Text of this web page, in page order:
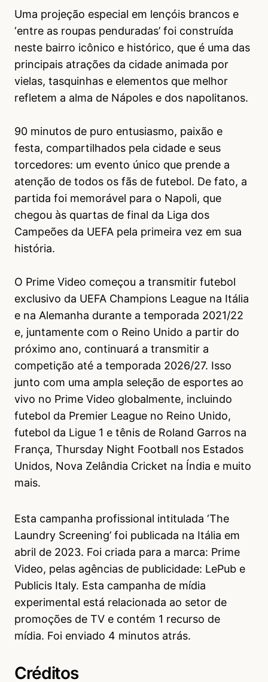
Uma projeção especial em lençóis brancos e
‘entre as roupas penduradas’ foi construída
neste bairro icônico e histórico, que é uma das
principais atrações da cidade animada por
vielas, tasquinhas e elementos que melhor
refletem a alma de Nápoles e dos napolitanos.
90 minutos de puro entusiasmo, paixão e
festa, compartilhados pela cidade e seus
torcedores: um evento único que prende a
atenção de todos os fãs de futebol. De fato, a
partida foi memorável para o Napoli, que
chegou às quartas de final da Liga dos
Campeões da UEFA pela primeira vez em sua
história.
O Prime Video começou a transmitir futebol
exclusivo da UEFA Champions League na Itália
e na Alemanha durante a temporada 2021/22
e, juntamente com o Reino Unido a partir do
próximo ano, continuará a transmitir a
competição até a temporada 2026/27. Isso
junto com uma ampla seleção de esportes ao
vivo no Prime Video globalmente, incluindo
futebol da Premier League no Reino Unido,
futebol da Ligue 1 e tênis de Roland Garros na
França, Thursday Night Football nos Estados
Unidos, Nova Zelândia Cricket na Índia e muito
mais.
Esta campanha profissional intitulada ‘The
Laundry Screening’ foi publicada na Itália em
abril de 2023. Foi criada para a marca: Prime
Video, pelas agências de publicidade: LePub e
Publicis Italy. Esta campanha de mídia
experimental está relacionada ao setor de
promoções de TV e contém 1 recurso de
mídia. Foi enviado 4 minutos atrás.
Créditos